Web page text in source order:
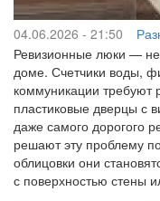
04.06.2026 - 21:50
Ревизионные люки —
доме. Счетчики воды,
коммуникации требуют
пластиковые дверцы с
даже самого дорогого
решают эту проблему
облицовки они
с поверхностью стены